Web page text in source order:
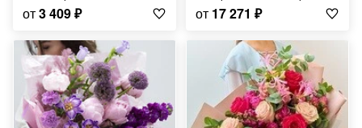
от3 409₽ от 17 271 ₽